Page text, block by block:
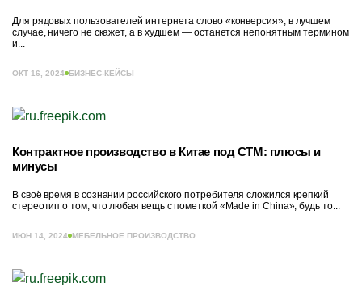
Для рядовых пользователей интернета слово «конверсия», в лучшем
случае, ничего не скажет, а в худшем — останется непонятным термином
и...
ОКТ 16, 2024 БИЗНЕС-КЕЙСЫ
Контрактное производство в Китае под СТМ: плюсы и
минусы
В своё время в сознании российского потребителя сложился крепкий
стереотип о том, что любая вещь с пометкой «Made in China», будь то...
ИЮН 14, 2024 МЕБЕЛЬНОЕ ПРОИЗВОДСТВО